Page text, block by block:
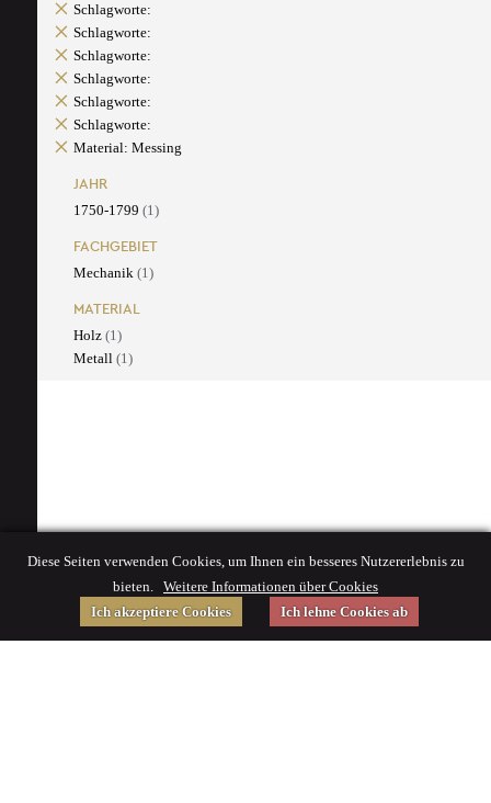
Schlagworte:
Schlagworte:
Schlagworte:
Schlagworte:
Schlagworte:
Schlagworte:
Material: Messing
JAHR
1750-1799 (1)
FACHGEBIET
Mechanik (1)
MATERIAL
Holz (1)
Metall (1)
Diese Seiten verwenden Cookies, um Ihnen ein besseres Nutzererlebnis zu
bieten. Weitere Informationen über Cookies
Ich akzeptiere Cookies
Ich lehne Cookies ab